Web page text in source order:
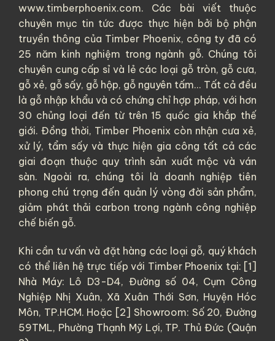
www.timberphoenix.com. Các bài viết thuộc
chuyên mục tin tức được thực hiện bởi bộ phận
truyền thông của Timber Phoenix, công ty đã có
25 năm kinh nghiệm trong ngành gỗ. Chúng tôi
chuyên cung cấp sỉ và lẻ các loại gỗ tròn, gỗ cưa,
gỗ xẻ, gỗ sấy, gỗ hộp, gỗ nguyên tấm... Tất cả đều
là gỗ nhập khẩu và có chứng chỉ hợp pháp, với hơn
30 chủng loại đến từ trên 15 quốc gia khắp thế
giới. Đồng thời, Timber Phoenix còn nhận cưa xẻ,
xử lý, tẩm sấy và thực hiện gia công tất cả các
giai đoạn thuộc quy trình sản xuất mộc và ván
sàn. Ngoài ra, chúng tôi là doanh nghiệp tiên
phong chú trọng đến quản lý vòng đời sản phẩm,
giảm phát thải carbon trong ngành công nghiệp
chế biến gỗ.
Khi cần tư vấn và đặt hàng các loại gỗ, quý khách
có thể liên hệ trực tiếp với Timber Phoenix tại: [1]
Nhà Máy: Lô D3-D4, Đường số 04, Cụm Công
Nghiệp Nhị Xuân, Xã Xuân Thới Sơn, Huyện Hóc
Môn, TP.HCM. Hoặc [2] Showroom: Số 20, Đường
59TML, Phường Thạnh Mỹ Lợi, TP. Thủ Đức (Quận